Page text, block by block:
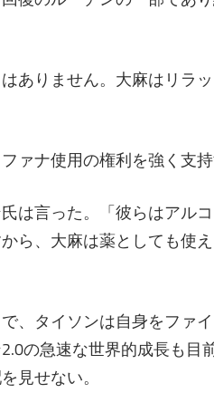
ありません。大麻はリラ
ァナ使用の権利を強く支持
は言った。「彼らはアル
ら、大麻は薬としても使
、タイソンは自身をファ
の急速な世界的成長も目
見せない。